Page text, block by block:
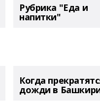
Рубрика "Еда и
напитки"
Когда
дожди в